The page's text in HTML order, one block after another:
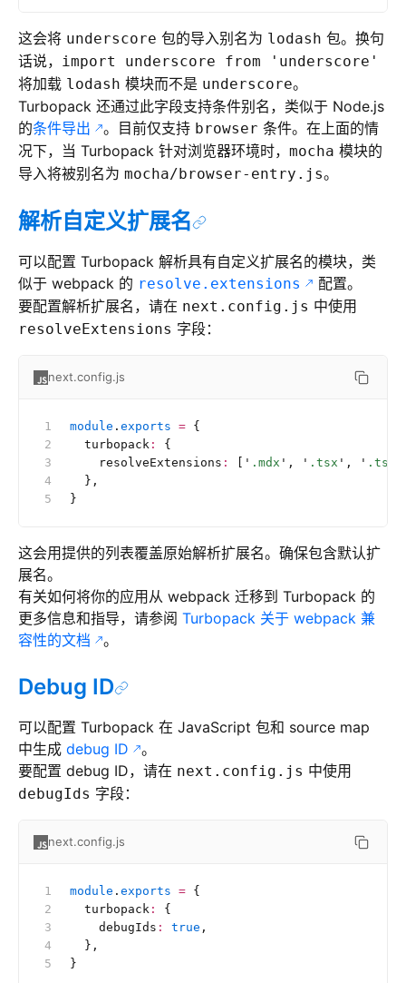
这会将 underscore 包的导入别名为 lodash 包。换句
话说， import underscore from 'underscore'
将加载 lodash 模块而不是 underscore。
Turbopack 还通过此字段支持条件别名，类似于 Node.js
的条件导出 。目前仅支持 browser 条件。在上面的情
况下，当 Turbopack 针对浏览器环境时， mocha 模块的
导入将被别名为 mocha/browser-entry.js。
解析自定义扩展名
可以配置 Turbopack 解析具有自定义扩展名的模块，类
似于 webpack 的 resolve.extensions
配置。
要配置解析扩展名，请在 next.config.js 中使用
resolveExtensions 字段：
next.config.js
module . exports = {
  turbopack
:
{
    resolveExtensions
: ' .mdx ' , ' .tsx ' , ' .ts
  },
}
这会用提供的列表覆盖原始解析扩展名。确保包含默认扩
展名。
有关如何将你的应用从 webpack 迁移到 Turbopack 的
更多信息和指导，请参阅 Turbopack 关于 webpack 兼
容性的文档
。
Debug ID
可以配置 Turbopack 在 JavaScript 包和 source map
中生成 debug ID
。
要配置 debug ID，请在 next.config.js 中使用
debugIds 字段：
next.config.js
module . exports = {
  turbopack
:
{
    debugIds
: true ,
  },
}